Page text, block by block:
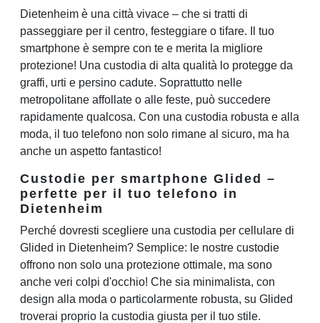
Dietenheim è una città vivace – che si tratti di
passeggiare per il centro, festeggiare o tifare. Il tuo
smartphone è sempre con te e merita la migliore
protezione! Una custodia di alta qualità lo protegge da
graffi, urti e persino cadute. Soprattutto nelle
metropolitane affollate o alle feste, può succedere
rapidamente qualcosa. Con una custodia robusta e alla
moda, il tuo telefono non solo rimane al sicuro, ma ha
anche un aspetto fantastico!
Custodie per smartphone Glided –
perfette per il tuo telefono in
Dietenheim
Perché dovresti scegliere una custodia per cellulare di
Glided in Dietenheim? Semplice: le nostre custodie
offrono non solo una protezione ottimale, ma sono
anche veri colpi d'occhio! Che sia minimalista, con
design alla moda o particolarmente robusta, su Glided
troverai proprio la custodia giusta per il tuo stile.